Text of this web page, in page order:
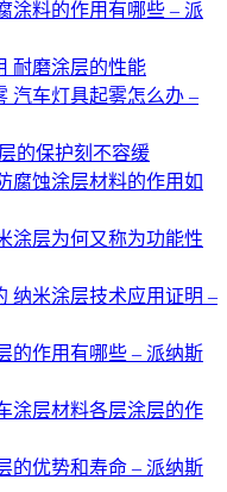
涂料的作用有哪些 – 派
耐磨涂层的性能
汽车灯具起雾怎么办 –
的保护刻不容缓
腐蚀涂层材料的作用如
涂层为何又称为功能性
纳米涂层技术应用证明 –
的作用有哪些 – 派纳斯
涂层材料各层涂层的作
的优势和寿命 – 派纳斯